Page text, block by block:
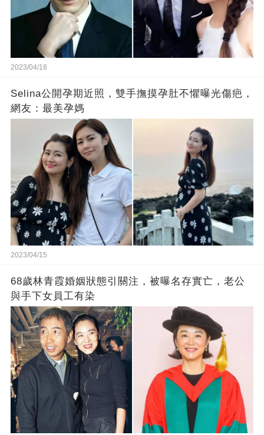
2023/04/18
Selina公開孕期近照，雙手撫摸孕肚不懼曝光傷疤，
網友：最美孕媽
2023/04/15
68歲林青霞婚姻狀態引關注，被曝名存實亡，老公
與手下女員工有染